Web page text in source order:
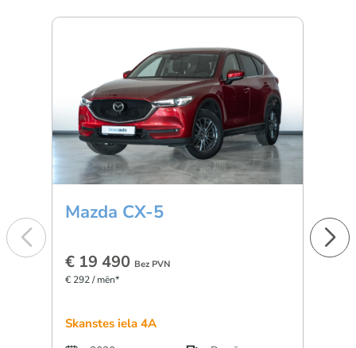
Mazda CX-5
€ 19 490 Bez PVN
€ 292 / mēn*
Skanstes iela 4A
€